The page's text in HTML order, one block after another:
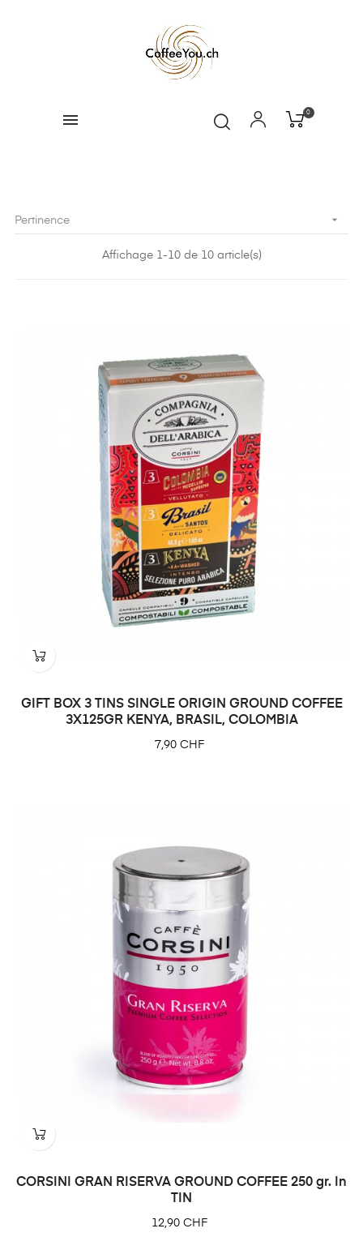
0
Pertinence 
Affichage 1-10 de 10 article(s)
GIFT BOX 3 TINS SINGLE ORIGIN GROUND COFFEE
3X125GR KENYA, BRASIL, COLOMBIA
Prix
7,90 CHF
CORSINI GRAN RISERVA GROUND COFFEE 250 gr. In
TIN
Prix
12,90 CHF